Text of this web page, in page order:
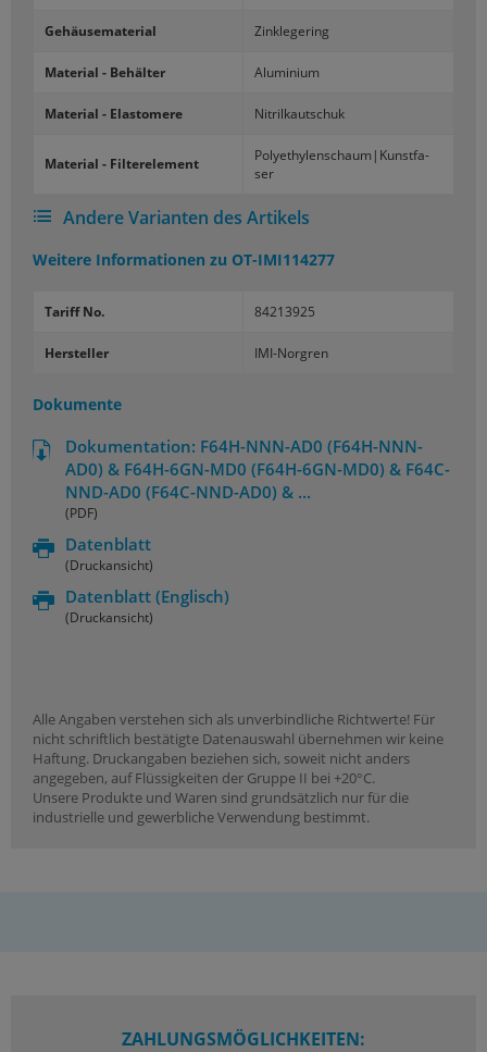
Ge­häu­se­ma­te­ri­al Zin­k­le­ge­ring
Ma­te­ri­al - Be­häl­ter Alu­mi­ni­um
Ma­te­ri­al - Elas­to­me­re Ni­tril­kau­tschuk
Ma­te­ri­al - Fil­ter­ele­ment
Po­ly­ethy­len­schaum|Kunst­fa­
ser
Andere Varianten des Artikels
Weitere Informationen zu OT-IMI114277
Tariff No. 84213925
Hersteller IMI-Norgren
Dokumente
Dokumentation: F64H-NNN-AD0 (F64H-NNN-
AD0) & F64H-6GN-MD0 (F64H-6GN-MD0) & F64C-
NND-AD0 (F64C-NND-AD0) & ...
(PDF)
Datenblatt
(Druckansicht)
Datenblatt (Englisch)
(Druckansicht)
Alle Angaben verstehen sich als unverbindliche Richtwerte! Für
nicht schriftlich bestätigte Datenauswahl übernehmen wir keine
Haftung. Druckangaben beziehen sich, soweit nicht anders
angegeben, auf Flüssigkeiten der Gruppe II bei +20°C.
Unsere Produkte und Waren sind grundsätzlich nur für die
industrielle und gewerbliche Verwendung bestimmt.
ZAHLUNGSMÖGLICHKEITEN: